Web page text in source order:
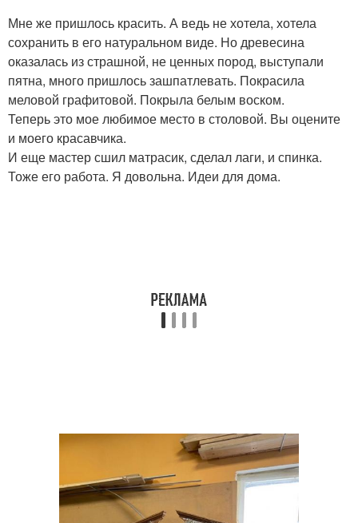
Мне же пришлось красить. А ведь не хотела, хотела
сохранить в его натуральном виде. Но древесина
оказалась из страшной, не ценных пород, выступали
пятна, много пришлось зашпатлевать. Покрасила
меловой графитовой. Покрыла белым воском.
Теперь это мое любимое место в столовой. Вы оцените
и моего красавчика.
И еще мастер сшил матрасик, сделал лаги, и спинка.
Тоже его работа. Я довольна. Идеи для дома.